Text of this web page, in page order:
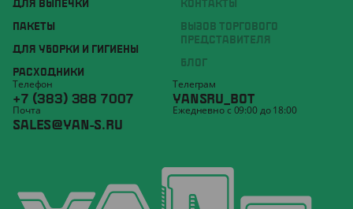
ДЛЯ ВЫПЕЧКИ
ПАКЕТЫ
ДЛЯ УБОРКИ И ГИГИЕНЫ
РАСХОДНИКИ
КОНТАКТЫ
ВЫЗОВ ТОРГОВОГО
ПРЕДСТАВИТЕЛЯ
БЛОГ
Телефон
+7 (383) 388 7007
Телеграм
YANSRU_BOT
Почта
SALES@YAN-S.RU
Ежедневно с 09:00 до 18:00